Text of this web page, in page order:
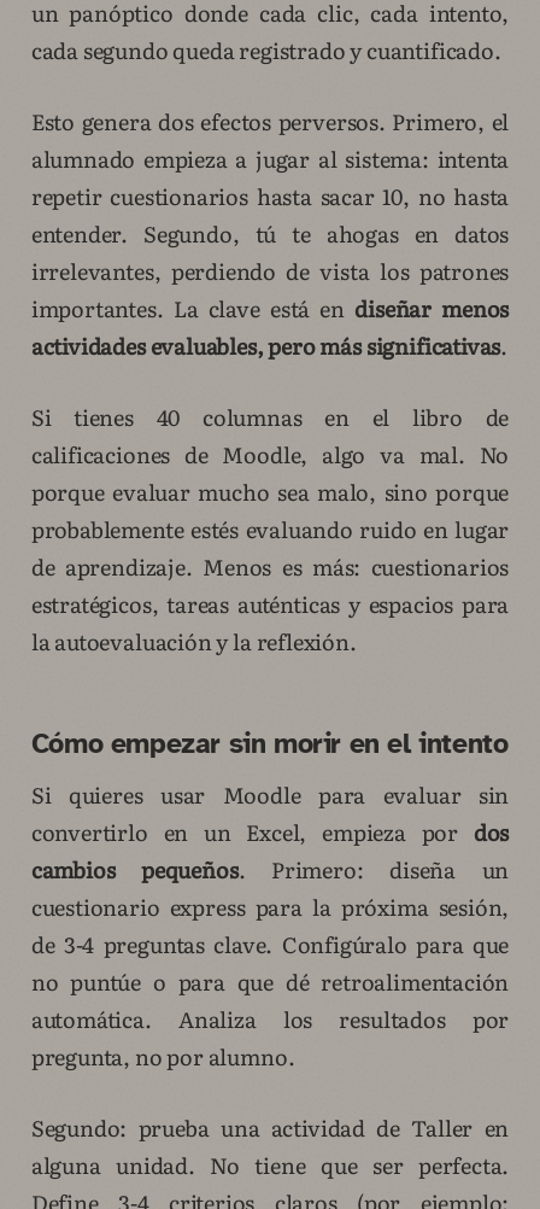
un panóptico donde cada clic, cada intento,
cada segundo queda registrado y cuantificado.
Esto genera dos efectos perversos. Primero, el
alumnado empieza a jugar al sistema: intenta
repetir cuestionarios hasta sacar 10, no hasta
entender. Segundo, tú te ahogas en datos
irrelevantes, perdiendo de vista los patrones
importantes. La clave está en diseñar menos
actividades evaluables, pero más significativas.
Si tienes 40 columnas en el libro de
calificaciones de Moodle, algo va mal. No
porque evaluar mucho sea malo, sino porque
probablemente estés evaluando ruido en lugar
de aprendizaje. Menos es más: cuestionarios
estratégicos, tareas auténticas y espacios para
la autoevaluación y la reflexión.
Cómo empezar sin morir en el intento
Si quieres usar Moodle para evaluar sin
convertirlo en un Excel, empieza por dos
cambios pequeños. Primero: diseña un
cuestionario express para la próxima sesión,
de 3-4 preguntas clave. Configúralo para que
no puntúe o para que dé retroalimentación
automática. Analiza los resultados por
pregunta, no por alumno.
Segundo: prueba una actividad de Taller en
alguna unidad. No tiene que ser perfecta.